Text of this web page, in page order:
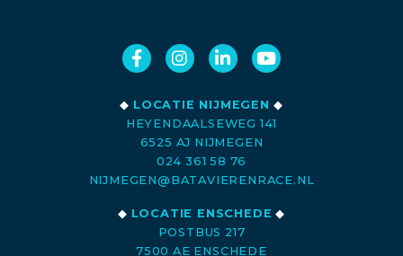
◆ LOCATIE NIJMEGEN ◆
HEYENDAALSEWEG 141
6525 AJ NIJMEGEN
024 361 58 76
NIJMEGEN@BATAVIERENRACE.NL
◆ LOCATIE ENSCHEDE ◆
POSTBUS 217
7500 AE ENSCHEDE